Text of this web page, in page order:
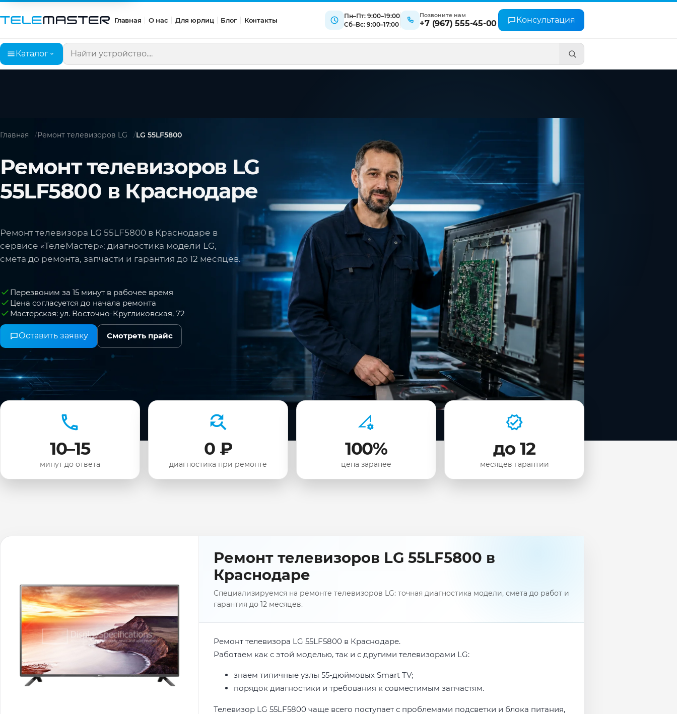
Главная О нас Для юрлиц Блог Контакты
Пн–Пт: 9:00–19:00
Сб–Вс: 9:00–17:00
Позвоните нам
+7 (967) 555-45-00 Консультация
Каталог
Поиск по сайту
Главная Ремонт телевизоров LG LG 55LF5800
Ремонт телевизоров LG
55LF5800 в Краснодаре
Ремонт телевизора LG 55LF5800 в Краснодаре в
сервисе «ТелеМастер»: диагностика модели LG,
смета до ремонта, запчасти и гарантия до 12 месяцев.
Перезвоним за 15 минут в рабочее время
Цена согласуется до начала ремонта
Мастерская: ул. Восточно-Кругликовская, 72
Оставить заявку Смотреть прайс
10–15
минут до ответа
0 ₽
диагностика при ремонте
100%
цена заранее
до 12
месяцев гарантии
Ремонт телевизоров LG 55LF5800 в
Краснодаре
Специализируемся на ремонте телевизоров LG: точная диагностика модели, смета до работ и
гарантия до 12 месяцев.
Ремонт телевизора LG 55LF5800 в Краснодаре.
Работаем как с этой моделью, так и с другими телевизорами LG:
знаем типичные узлы 55-дюймовых Smart TV;
порядок диагностики и требования к совместимым запчастям.
Телевизор LG 55LF5800 чаще всего поступает с проблемами подсветки и блока питания,